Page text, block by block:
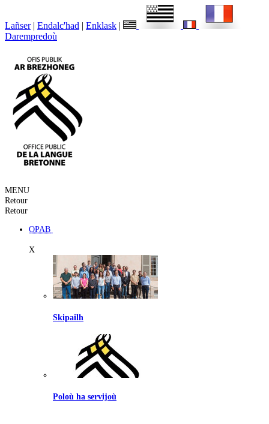
Lañser | Endalc'had | Enklask |
Darempredoù
MENU
Retour
Retour
OPAB
X
Skipailh
Poloù ha servijoù